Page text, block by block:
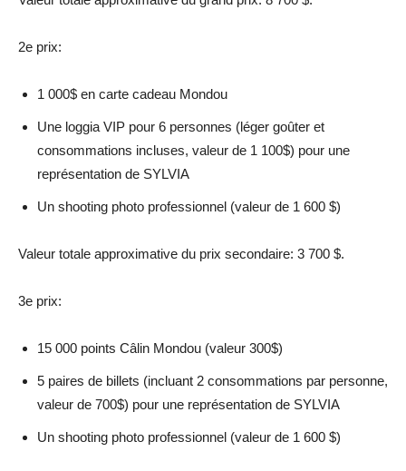
2e prix:
1 000$ en carte cadeau Mondou
Une loggia VIP pour 6 personnes (léger goûter et
consommations incluses, valeur de 1 100$) pour une
représentation de SYLVIA
Un shooting photo professionnel (valeur de 1 600 $)
Valeur totale approximative du prix secondaire: 3 700 $.
3e prix:
15 000 points Câlin Mondou (valeur 300$)
5 paires de billets (incluant 2 consommations par personne,
valeur de 700$) pour une représentation de SYLVIA
Un shooting photo professionnel (valeur de 1 600 $)